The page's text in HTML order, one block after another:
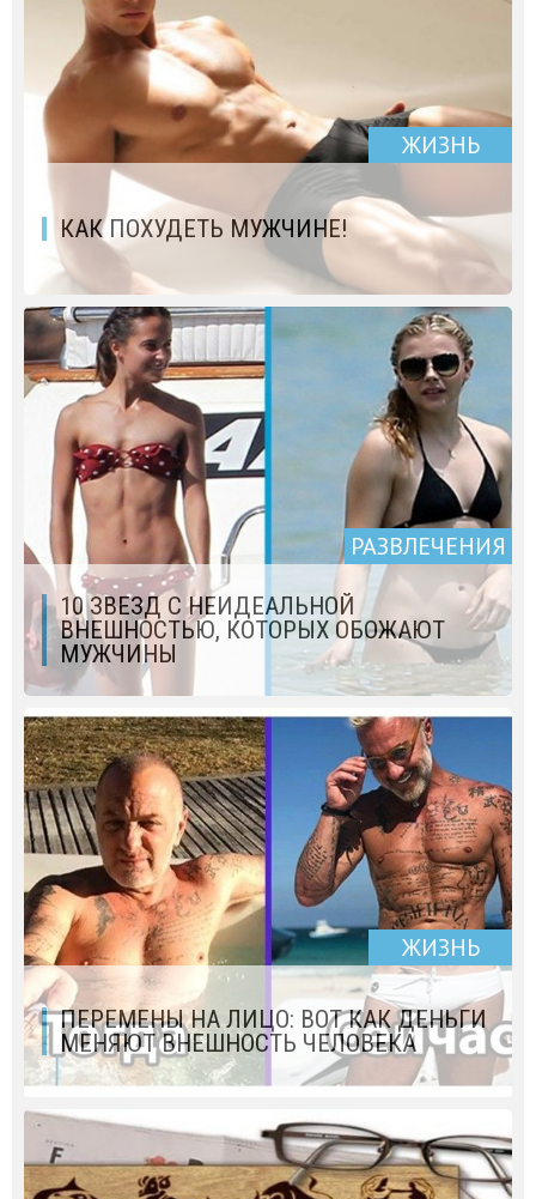
ЖИЗНЬ
КАК ПОХУДЕТЬ МУЖЧИНЕ!
РАЗВЛЕЧЕНИЯ
10 ЗВЕЗД С НЕИДЕАЛЬНОЙ
ВНЕШНОСТЬЮ, КОТОРЫХ ОБОЖАЮТ
МУЖЧИНЫ
ЖИЗНЬ
ПЕРЕМЕНЫ НА ЛИЦО: ВОТ КАК ДЕНЬГИ
МЕНЯЮТ ВНЕШНОСТЬ ЧЕЛОВЕКА